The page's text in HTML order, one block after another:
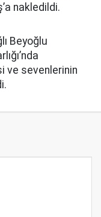
nakledildi.
Beyoğlu
ve sevenlerinin